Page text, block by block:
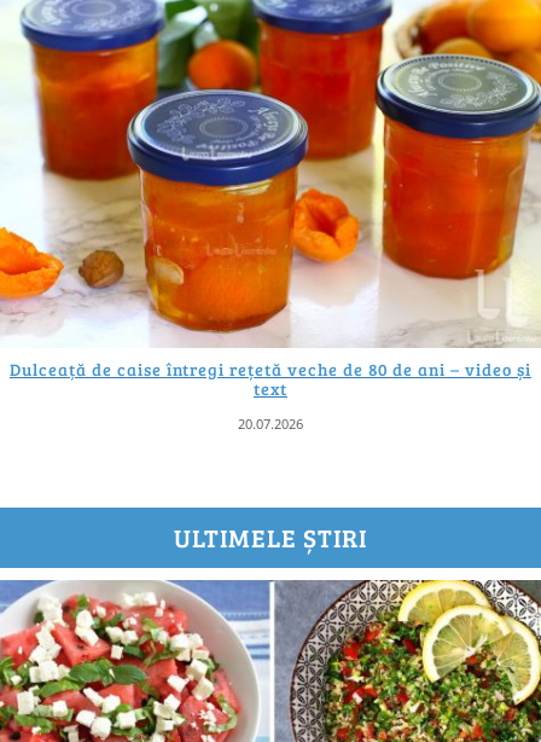
Dulceață de caise întregi rețetă veche de 80 de ani – video și
text
20.07.2026
ULTIMELE ȘTIRI